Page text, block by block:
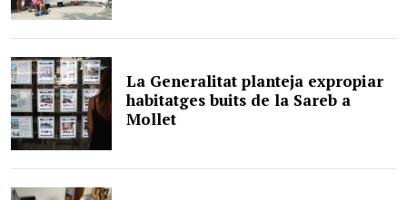
La Generalitat planteja expropiar
habitatges buits de la Sareb a
Mollet